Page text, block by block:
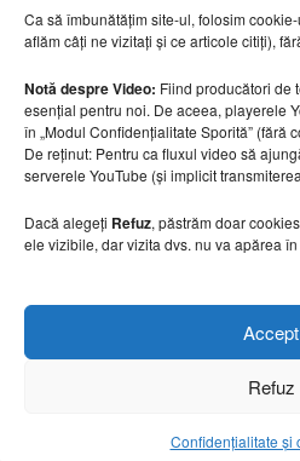
Ca să îmbunătățim site-ul, folosim
aflăm câți ne vizitați și ce articole citiți),
Notă despre Video: Fiind producători de
esențial pentru noi. De aceea, playerele
în „Modul Confidențialitate Sporită” (fără
De reținut: Pentru ca fluxul video să
serverele YouTube (și implicit
Dacă alegeți Refuz, păstrăm doar
ele vizibile, dar vizita dvs. nu va apărea în
Accept
Refuz
Confidențialitate și
DESIGN
ARHITECTURĂ &
OPINII &
Articole
Secretele construirii
6 august 2026
Cum amenajezi curtea pentru